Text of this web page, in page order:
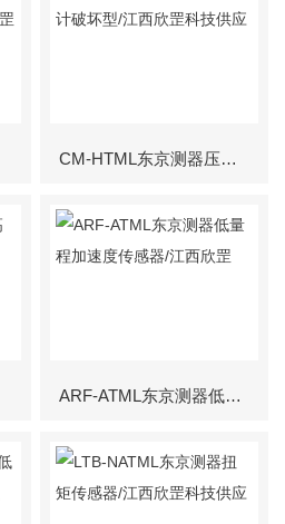
CM-HTML东京测器压缩计破坏型/江西欣罡科技供应
ARF-ATML东京测器低量程加速度传感器/江西欣罡